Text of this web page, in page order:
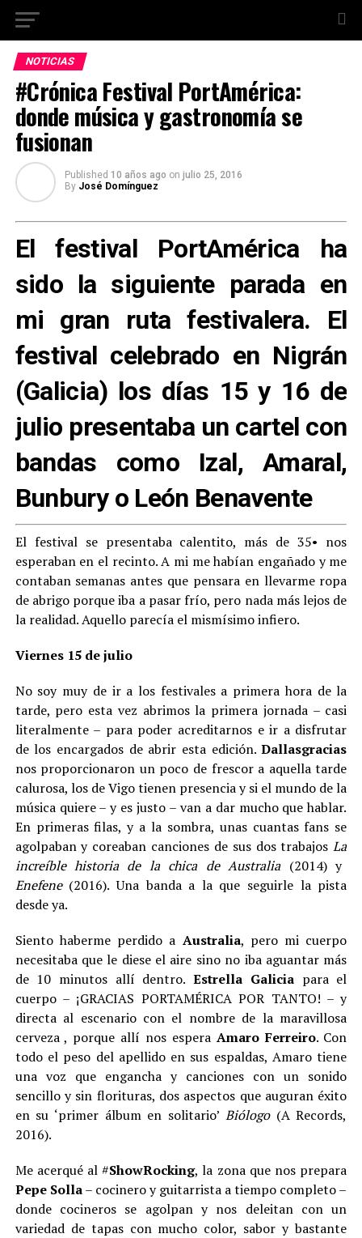
NOTICIAS
#Crónica Festival PortAmérica:
donde música y gastronomía se
fusionan
Published 10 años ago on julio 25, 2016
By José Domínguez
El festival PortAmérica ha
sido la siguiente parada en
mi gran ruta festivalera. El
festival celebrado en Nigrán
(Galicia) los días 15 y 16 de
julio presentaba un cartel con
bandas como Izal, Amaral,
Bunbury o León Benavente
El festival se presentaba calentito, más de 35• nos
esperaban en el recinto. A mi me habían engañado y me
contaban semanas antes que pensara en llevarme ropa
de abrigo porque iba a pasar frío, pero nada más lejos de
la realidad. Aquello parecía el mismísimo infiero.
Viernes 15 de julio
No soy muy de ir a los festivales a primera hora de la
tarde, pero esta vez abrimos la primera jornada – casi
literalmente – para poder acreditarnos e ir a disfrutar
de los encargados de abrir esta edición.Dallasgracias
nos proporcionaron un poco de frescor a aquella tarde
calurosa, los de Vigo tienen presencia y si el mundo de la
música quiere – y es justo – van a dar mucho que hablar.
En primeras filas, y a la sombra, unas cuantas fans se
agolpaban y coreaban canciones de sus dos trabajosLa
increíble historia de la chica de Australia (2014) y
Enefene(2016). Una banda a la que seguirle la pista
desde ya.
Siento haberme perdido a Australia, pero mi cuerpo
necesitaba que le diese el aire sino no iba aguantar más
de 10 minutos allí dentro.Estrella Galiciapara el
cuerpo – ¡GRACIAS PORTAMÉRICA POR TANTO! – y
directa al escenario con el nombre de la maravillosa
cerveza , porque allí nos espera Amaro Ferreiro. Con
todo el peso del apellido en sus espaldas, Amaro tiene
una voz que engancha y canciones con un sonido
sencillo y sin florituras, dos aspectos que auguran éxito
en su ‘primer álbum en solitario’ Biólogo(A Records,
2016).
Me acerqué al #ShowRocking, la zona que nos prepara
Pepe Solla– cocinero y guitarrista a tiempo completo –
donde cocineros se agolpan y nos deleitan con un
variedad de tapas con mucho color, sabor y bastante